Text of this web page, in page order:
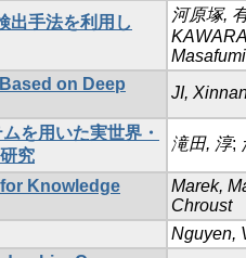
出手法を利用し
河原塚,
Masafumi
on Deep
JI,
を用いた実世界・
究
滝田, 淳;
Knowledge
Marek,
Chroust
Nguyen,